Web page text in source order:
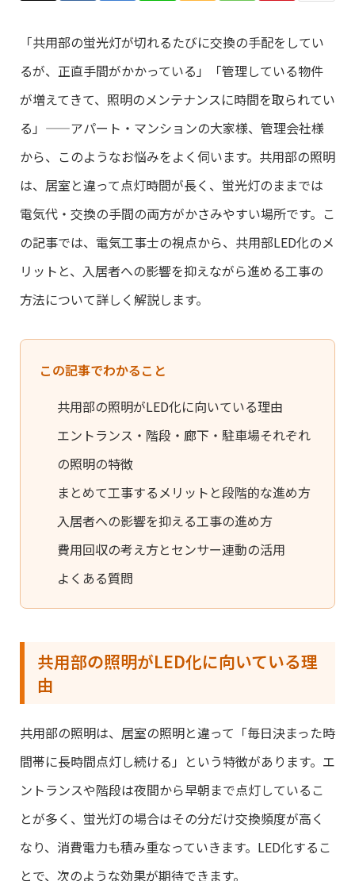
「共用部の蛍光灯が切れるたびに交換の手配をしてい
るが、正直手間がかかっている」「管理している物件
が増えてきて、照明のメンテナンスに時間を取られてい
る」——アパート・マンションの大家様、管理会社様
から、このようなお悩みをよく伺います。共用部の照明
は、居室と違って点灯時間が長く、蛍光灯のままでは
電気代・交換の手間の両方がかさみやすい場所です。こ
の記事では、電気工事士の視点から、共用部LED化のメ
リットと、入居者への影響を抑えながら進める工事の
方法について詳しく解説します。
この記事でわかること
共用部の照明がLED化に向いている理由
エントランス・階段・廊下・駐車場それぞれ
の照明の特徴
まとめて工事するメリットと段階的な進め方
入居者への影響を抑える工事の進め方
費用回収の考え方とセンサー連動の活用
よくある質問
共用部の照明がLED化に向いている理
由
共用部の照明は、居室の照明と違って「毎日決まった時
間帯に長時間点灯し続ける」という特徴があります。エ
ントランスや階段は夜間から早朝まで点灯しているこ
とが多く、蛍光灯の場合はその分だけ交換頻度が高く
なり、消費電力も積み重なっていきます。LED化するこ
とで、次のような効果が期待できます。